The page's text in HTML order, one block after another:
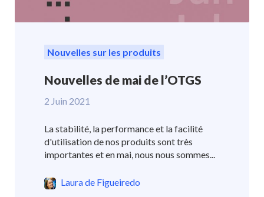
Nouvelles sur les produits
Nouvelles de mai de l’OTGS
2 Juin 2021
La stabilité, la performance et la facilité
d'utilisation de nos produits sont très
importantes et en mai, nous nous sommes...
Laura de Figueiredo